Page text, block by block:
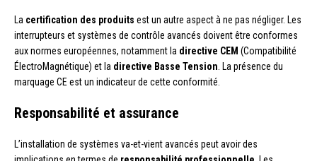
La certification des produits est un autre aspect à ne pas négliger. Les
interrupteurs et systèmes de contrôle avancés doivent être conformes
aux normes européennes, notamment la directive CEM (Compatibilité
ÉlectroMagnétique) et la directive Basse Tension. La présence du
marquage CE est un indicateur de cette conformité.
Responsabilité et assurance
L’installation de systèmes va-et-vient avancés peut avoir des